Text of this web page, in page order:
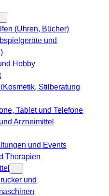
(Uhren, Bücher)
und
Hobby
Stilberatung
Tablet und Telefone
Arzneimittel
und Events
Therapien
und